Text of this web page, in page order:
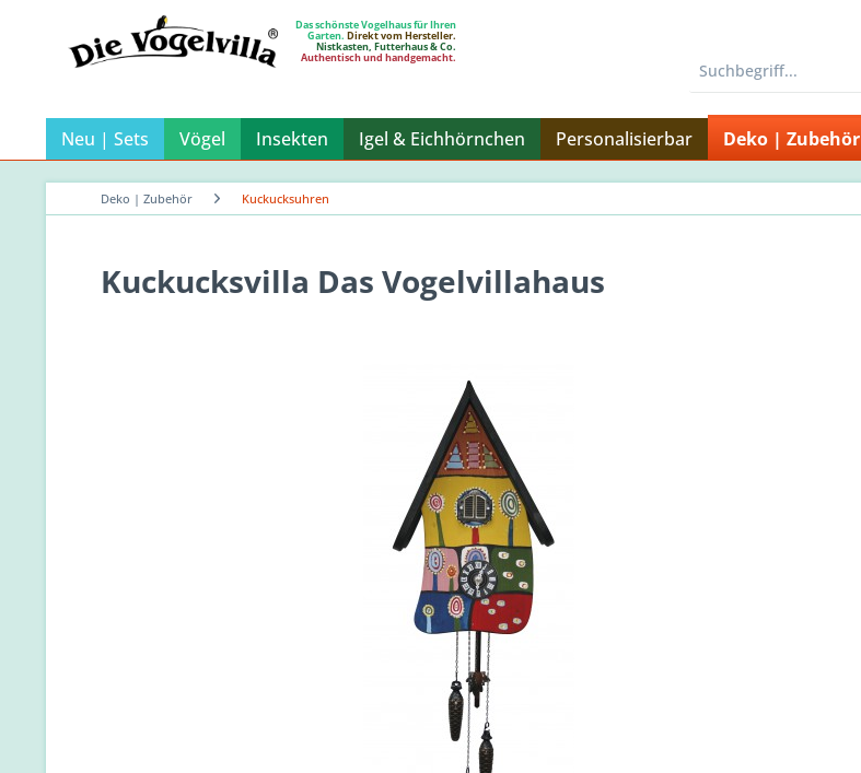
Das schönste Vogelhaus für Ihren
Garten. Direkt vom Hersteller.
Nistkasten, Futterhaus & Co.
Authentisch und handgemacht.
Neu | Sets Vögel Insekten Igel & Eichhörnchen Personalisierbar Deko | Zubehör
Deko | Zubehör Kuckucksuhren
Kuckucksvilla Das Vogelvillahaus